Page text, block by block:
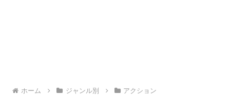
ホーム ジャンル別 アクション